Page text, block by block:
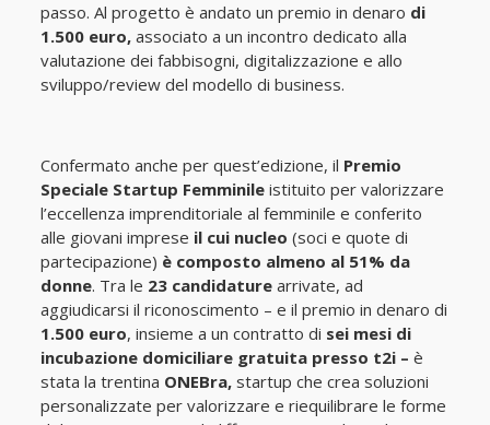
passo. Al progetto è andato un premio in denaro di
1.500 euro, associato a un incontro dedicato alla
valutazione dei fabbisogni, digitalizzazione e allo
sviluppo/review del modello di business.
Confermato anche per quest’edizione, il Premio
Speciale Startup Femminileistituito per valorizzare
l’eccellenza imprenditoriale al femminile e conferito
alle giovani imprese il cui nucleo (soci e quote di
partecipazione) è composto almeno al 51% da
donne. Tra le 23 candidaturearrivate, ad
aggiudicarsi il riconoscimento – e il premio in denaro di
1.500 euro, insieme a un contratto di sei mesi di
incubazione domiciliare gratuita presso t2i – è
stata la trentina ONEBra, startup che crea soluzioni
personalizzate per valorizzare e riequilibrare le forme